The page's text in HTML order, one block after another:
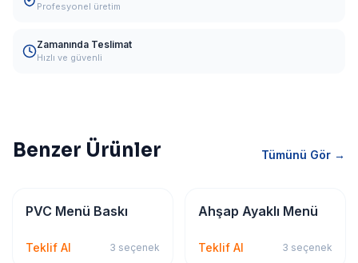
Profesyonel üretim
Zamanında Teslimat
Hızlı ve güvenli
Benzer Ürünler Tümünü Gör →
Kırtasiye & Matbu
PVC Menü Baskı
Teklif Al 3 seçenek
Kırtasiye & Matbu
Ahşap Ayaklı Menü
Teklif Al 3 seçenek